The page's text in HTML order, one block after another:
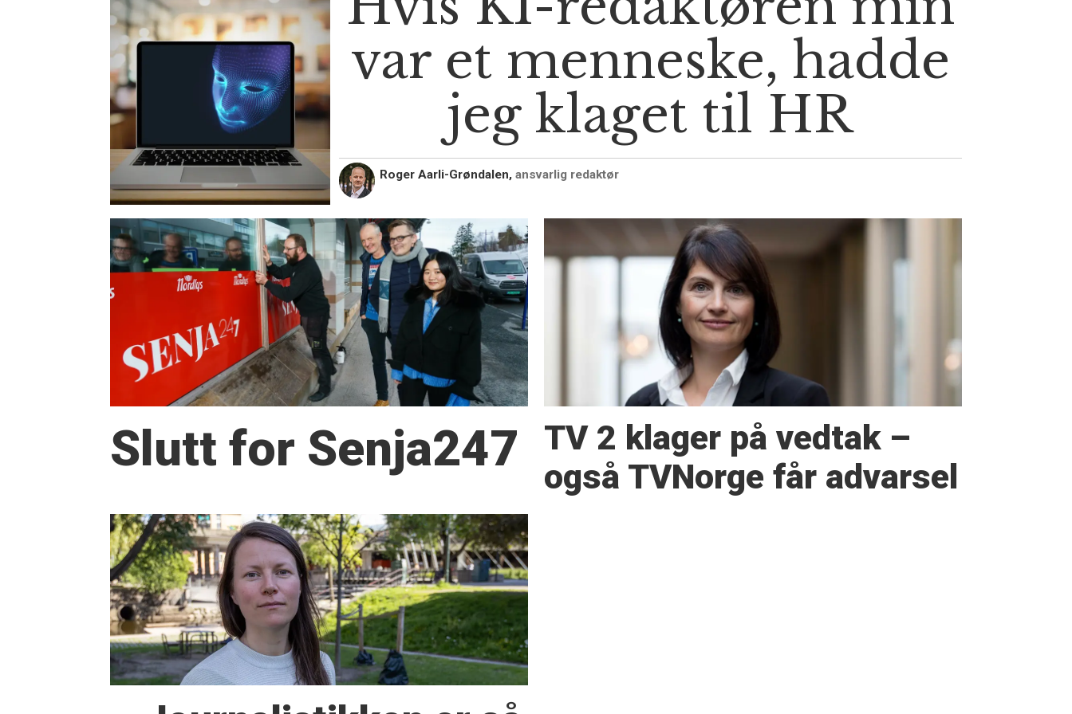
var et menneske, hadde
jeg klaget til HR
Roger Aarli-Grøndalen, ansvarlig redaktør
Slutt for Senja247
TV 2 klager på vedtak –
også TVNorge får advarsel